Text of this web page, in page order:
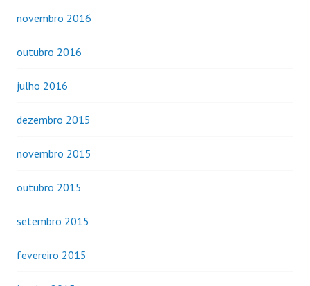
novembro 2016
outubro 2016
julho 2016
dezembro 2015
novembro 2015
outubro 2015
setembro 2015
fevereiro 2015